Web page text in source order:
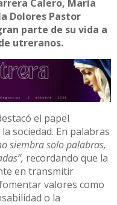
Calero, María
Dolores Pastor
parte de su vida a
utreranos.
el papel
sociedad. En palabras
siembra solo palabras,
recordando que la
en transmitir
valores como
o la